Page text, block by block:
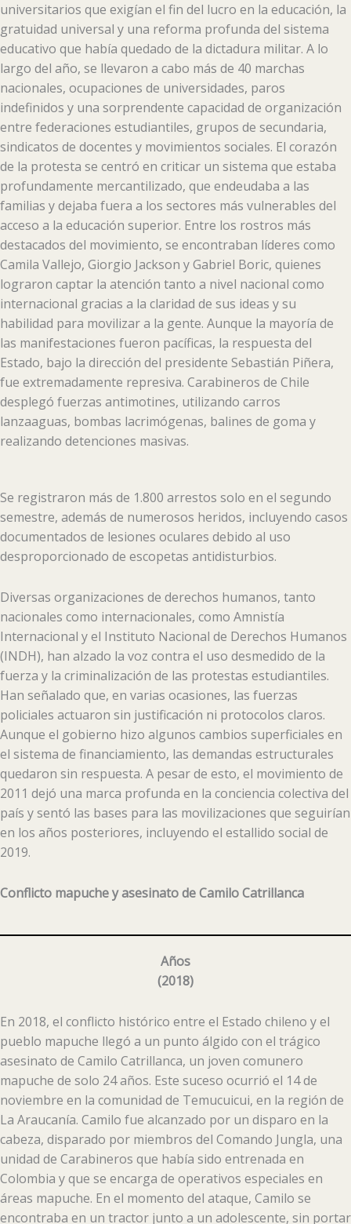
universitarios que exigían el fin del lucro en la educación, la
gratuidad universal y una reforma profunda del sistema
educativo que había quedado de la dictadura militar. A lo
largo del año, se llevaron a cabo más de 40 marchas
nacionales, ocupaciones de universidades, paros
indefinidos y una sorprendente capacidad de organización
entre federaciones estudiantiles, grupos de secundaria,
sindicatos de docentes y movimientos sociales. El corazón
de la protesta se centró en criticar un sistema que estaba
profundamente mercantilizado, que endeudaba a las
familias y dejaba fuera a los sectores más vulnerables del
acceso a la educación superior. Entre los rostros más
destacados del movimiento, se encontraban líderes como
Camila Vallejo, Giorgio Jackson y Gabriel Boric, quienes
lograron captar la atención tanto a nivel nacional como
internacional gracias a la claridad de sus ideas y su
habilidad para movilizar a la gente. Aunque la mayoría de
las manifestaciones fueron pacíficas, la respuesta del
Estado, bajo la dirección del presidente Sebastián Piñera,
fue extremadamente represiva. Carabineros de Chile
desplegó fuerzas antimotines, utilizando carros
lanzaaguas, bombas lacrimógenas, balines de goma y
realizando detenciones masivas.
Se registraron más de 1.800 arrestos solo en el segundo
semestre, además de numerosos heridos, incluyendo casos
documentados de lesiones oculares debido al uso
desproporcionado de escopetas antidisturbios.
Diversas organizaciones de derechos humanos, tanto
nacionales como internacionales, como Amnistía
Internacional y el Instituto Nacional de Derechos Humanos
(INDH), han alzado la voz contra el uso desmedido de la
fuerza y la criminalización de las protestas estudiantiles.
Han señalado que, en varias ocasiones, las fuerzas
policiales actuaron sin justificación ni protocolos claros.
Aunque el gobierno hizo algunos cambios superficiales en
el sistema de financiamiento, las demandas estructurales
quedaron sin respuesta. A pesar de esto, el movimiento de
2011 dejó una marca profunda en la conciencia colectiva del
país y sentó las bases para las movilizaciones que seguirían
en los años posteriores, incluyendo el estallido social de
2019.
Conflicto mapuche y asesinato de Camilo Catrillanca
Años
(2018)
En 2018, el conflicto histórico entre el Estado chileno y el
pueblo mapuche llegó a un punto álgido con el trágico
asesinato de Camilo Catrillanca, un joven comunero
mapuche de solo 24 años. Este suceso ocurrió el 14 de
noviembre en la comunidad de Temucuicui, en la región de
La Araucanía. Camilo fue alcanzado por un disparo en la
cabeza, disparado por miembros del Comando Jungla, una
unidad de Carabineros que había sido entrenada en
Colombia y que se encarga de operativos especiales en
áreas mapuche. En el momento del ataque, Camilo se
encontraba en un tractor junto a un adolescente, sin portar